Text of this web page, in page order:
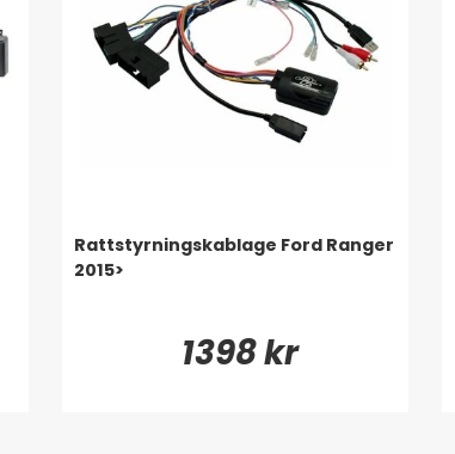
Rattstyrningskablage Ford Ranger
2015>
1398 kr